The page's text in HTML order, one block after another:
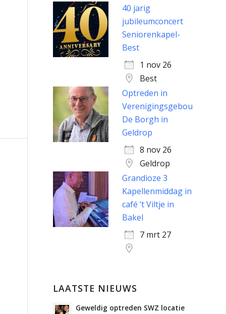
40 jarig
jubileumconcert
Seniorenkapel-
Best
1 nov 26
Best
Optreden in
Verenigingsgebouw
De Borgh in
Geldrop
8 nov 26
Geldrop
Grandioze 3
Kapellenmiddag in
café ’t Viltje in
Bakel
7 mrt 27
LAATSTE NIEUWS
Geweldig optreden SWZ locatie